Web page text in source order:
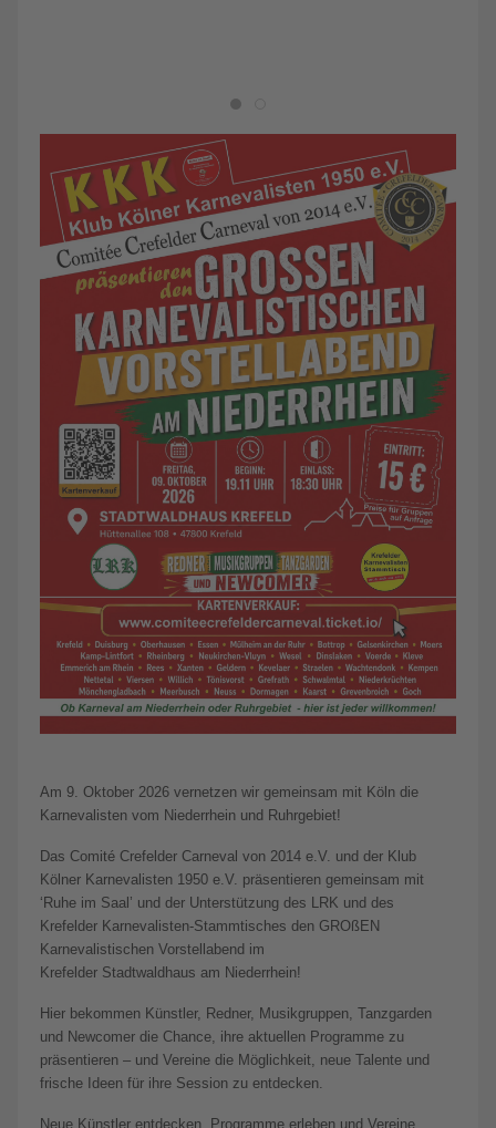
Am 9. Oktober 2026 vernetzen wir gemeinsam mit Köln die
Karnevalisten vom Niederrhein und Ruhrgebiet!
Das Comité Crefelder Carneval von 2014 e.V. und der Klub
Kölner Karnevalisten 1950 e.V. präsentieren gemeinsam mit
‘Ruhe im Saal’ und der Unterstützung des LRK und des
Krefelder Karnevalisten-Stammtisches den GROßEN
Karnevalistischen Vorstellabend im
Krefelder Stadtwaldhaus am Niederrhein!
Hier bekommen Künstler, Redner, Musikgruppen, Tanzgarden
und Newcomer die Chance, ihre aktuellen Programme zu
präsentieren – und Vereine die Möglichkeit, neue Talente und
frische Ideen für ihre Session zu entdecken.
Neue Künstler entdecken, Programme erleben und Vereine